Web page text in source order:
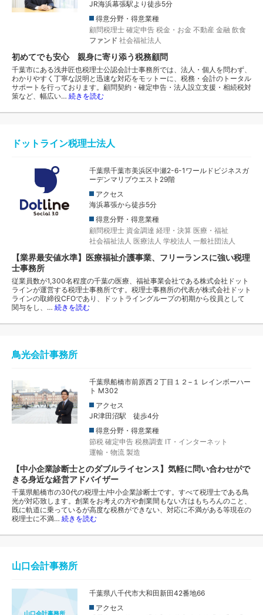
JR海浜幕張駅より徒歩5分
得意分野・得意業種
顧問税理士 確定申告 税金・お金 不動産 金融 飲食
ファンド 社会福祉法人
初めてでも安心 親身に寄り添う税務顧問
千葉市にある浅井匠也税理士公認会計士事務所では、法人・個人を問わず、
わかりやすく丁寧な説明と迅速な対応をモットーに、税務・会計のトータル
サポートを行っております。顧問契約・確定申告・法人設立支援・相続税対
策など、幅広い… 続きを読む
ドットライン税理士法人
千葉県千葉市美浜区中瀬2-6-1ワールドビジネスガ
ーデンマリブウエスト29階
アクセス
海浜幕張から徒歩5分
得意分野・得意業種
顧問税理士 資金調達 経理・決算 医療・福祉
社会福祉法人 医療法人 学校法人 一般社団法人
【業界最安値水準】医療福祉介護事業、フリーランスに強い税理
士事務所
従業員数が1,300名程度の千葉の医療、福祉事業会社である株式会社ドット
ラインが運営する税理士事務所です。税理士事務所の代表が株式会社ドット
ラインの取締役CFOであり、ドットライングループの初期から役員として
関与をし、… 続きを読む
鳥光会計事務所
千葉県船橋市前原西２丁目１２−１ レインボーハー
ト M302
アクセス
JR津田沼駅 徒歩4分
得意分野・得意業種
節税 確定申告 税務調査 IT・インターネット
運輸・物流 製造
【中小企業診断士とのダブルライセンス】気軽に問い合わせがで
きる身近な経営アドバイザー
千葉県船橋市の30代の税理士/中小企業診断士です。すべて税理士である鳥
光が対応致します。創業をお考えの方や創業間もない方はもちろんのこと、
既に軌道に乗っているが高度な税務ができない、対応に不満がある等現在の
税理士に不満… 続きを読む
山口会計事務所
山口会計事務所
千葉県八千代市大和田新田42番地66
アクセス